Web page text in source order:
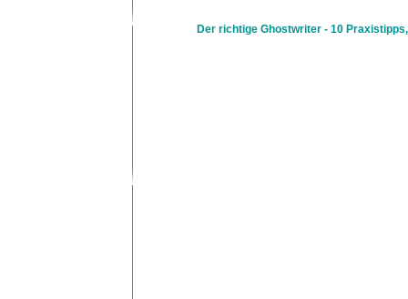
Der richtige Ghostwriter - 10